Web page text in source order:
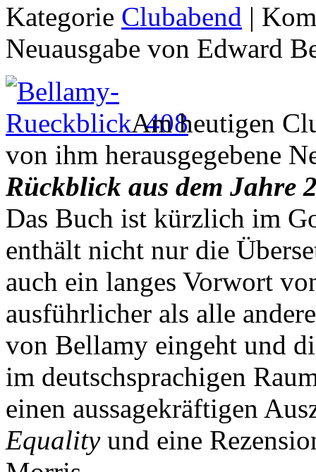
Kategorie Clubabend |
Neuausgabe von Edward
Am heutigen
von ihm herausgegebene
Rückblick aus dem Jahre
Das Buch ist kürzlich im
enthält nicht nur die
auch ein langes Vorwort
ausführlicher als alle
von Bellamy eingeht und
im deutschsprachigen
einen aussagekräftigen
Equality und eine